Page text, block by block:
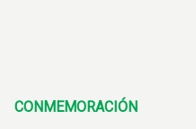
CONMEMORACIÓN